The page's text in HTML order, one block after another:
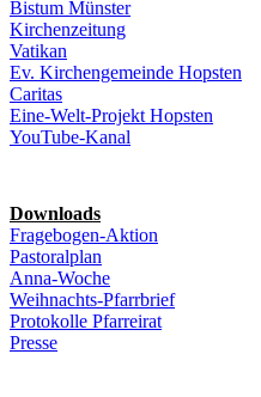
Bistum Münster
Kirchenzeitung
Vatikan
Ev. Kirchengemeinde Hopsten
Caritas
Eine-Welt-Projekt Hopsten
YouTube-Kanal
Downloads
Fragebogen-Aktion
Pastoralplan
Anna-Woche
Weihnachts-Pfarrbrief
Protokolle Pfarreirat
Presse